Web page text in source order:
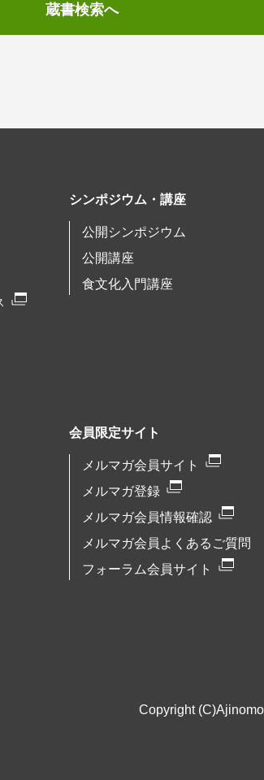
蔵書検索へ
シンポジウム・講座
公開シンポジウム
公開講座
食文化入門講座
会員限定サイト
メルマガ会員サイト
メルマガ登録
メルマガ会員情報確認
メルマガ会員よくあるご質問
フォーラム会員サイト
Copyright